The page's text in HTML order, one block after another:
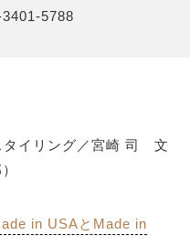
5788
イリング／宮崎 司 文
in USAとMade in